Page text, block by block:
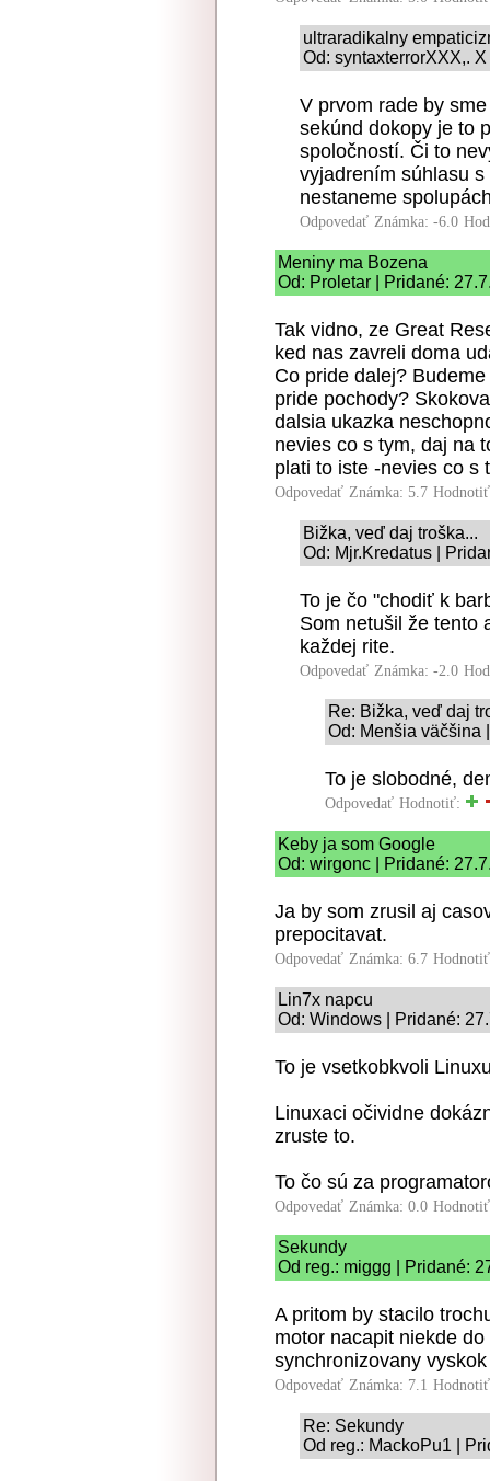
ultraradikalny
Od: syntaxterrorXXX,.
V prvom rade by
sekúnd dokopy je to
spoločností. Či to
vyjadrením súhlasu
nestaneme
Odpovedať Známka: -6.0
Meniny ma Bozena
Od: Proletar | Pridané:
Tak vidno, ze Great
ked nas zavreli doma
Co pride dalej?
pride pochody?
dalsia ukazka
nevies co s tym, daj na
plati to iste -nevies co s
Odpovedať Známka: 5.7
Bižka, veď daj troška...
Od: Mjr.Kredatus |
To je čo "chodiť k
Som netušil že tento
každej rite.
Odpovedať Známka: -2.0
Re: Bižka, veď daj
Od: Menšia väčšina
To je slobodné,
Odpovedať Hodnotiť:
Keby ja som Google
Od: wirgonc | Pridané:
Ja by som zrusil aj
prepocitavat.
Odpovedať Známka: 6.7
Lin7x napcu
Od: Windows | Pridané:
To je vsetkobkvoli
Linuxaci očividne
zruste to.
To čo sú za
Odpovedať Známka: 0.0
Sekundy
Od reg.: miggg | Pridané:
A pritom by stacilo
motor nacapit niekde
synchronizovany
Odpovedať Známka: 7.1
Re: Sekundy
Od reg.: MackoPu1 |